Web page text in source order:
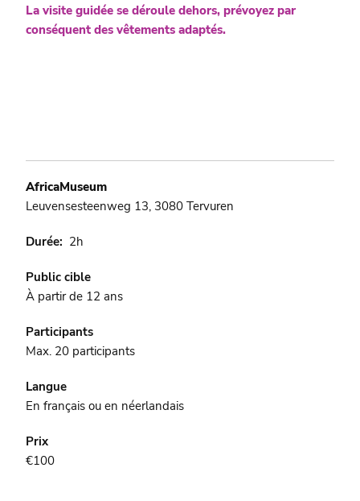
La visite guidée se déroule dehors, prévoyez par
conséquent des vêtements adaptés.
AfricaMuseum
Leuvensesteenweg 13, 3080 Tervuren
Durée 2h
Public cible
À partir de 12 ans
Participants
Max. 20 participants
Langue
En français ou en néerlandais
Prix
€100